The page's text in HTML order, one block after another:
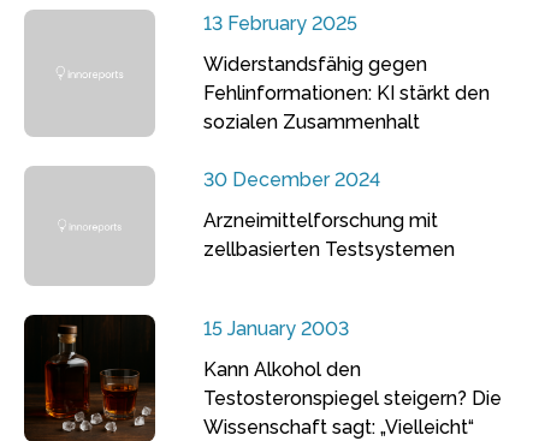
13 February 2025
Widerstandsfähig gegen
Fehlinformationen: KI stärkt den
sozialen Zusammenhalt
30 December 2024
Arzneimittelforschung mit
zellbasierten Testsystemen
15 January 2003
Kann Alkohol den
Testosteronspiegel steigern? Die
Wissenschaft sagt: „Vielleicht“